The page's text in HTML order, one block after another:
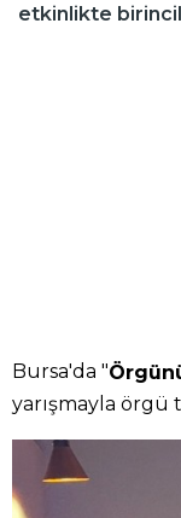
etkinlikte
Bursa'da "
yarışmayla örgü